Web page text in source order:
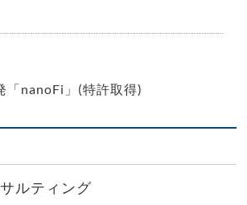
「nanoFi」(特許取得)
ルティング